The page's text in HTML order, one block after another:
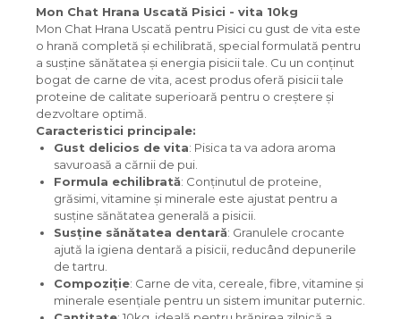
Mon Chat Hrana Uscată Pisici - vita 10kg
Mon Chat Hrana Uscată pentru Pisici cu gust de vita este
o hrană completă și echilibrată, special formulată pentru
a susține sănătatea și energia pisicii tale. Cu un conținut
bogat de carne de vita, acest produs oferă pisicii tale
proteine de calitate superioară pentru o creștere și
dezvoltare optimă.
Caracteristici principale:
Gust delicios de vita: Pisica ta va adora aroma
savuroasă a cărnii de pui.
Formula echilibrată: Conținutul de proteine,
grăsimi, vitamine și minerale este ajustat pentru a
susține sănătatea generală a pisicii.
Susține sănătatea dentară: Granulele crocante
ajută la igiena dentară a pisicii, reducând depunerile
de tartru.
Compoziție: Carne de vita, cereale, fibre, vitamine și
minerale esențiale pentru un sistem imunitar puternic.